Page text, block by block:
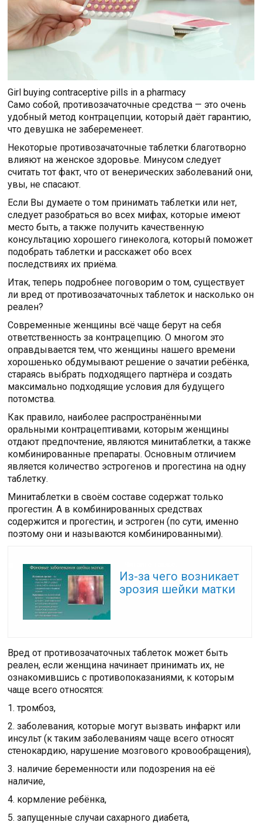
Girl buying contraceptive pills in a pharmacy
Само собой, противозачаточные средства — это очень
удобный метод контрацепции, который даёт гарантию,
что девушка не забеременеет.
Некоторые противозачаточные таблетки благотворно
влияют на женское здоровье. Минусом следует
считать тот факт, что от венерических заболеваний они,
увы, не спасают.
Если Вы думаете о том принимать таблетки или нет,
следует разобраться во всех мифах, которые имеют
место быть, а также получить качественную
консультацию хорошего гинеколога, который поможет
подобрать таблетки и расскажет обо всех
последствиях их приёма.
Итак, теперь подробнее поговорим о том, существует
ли вред от противозачаточных таблеток и насколько он
реален?
Современные женщины всё чаще берут на себя
ответственность за контрацепцию. О многом это
оправдывается тем, что женщины нашего времени
хорошенько обдумывают решение о зачатии ребёнка,
стараясь выбрать подходящего партнёра и создать
максимально подходящие условия для будущего
потомства.
Как правило, наиболее распространёнными
оральными контрацептивами, которым женщины
отдают предпочтение, являются минитаблетки, а также
комбинированные препараты. Основным отличием
является количество эстрогенов и прогестина на одну
таблетку.
Минитаблетки в своём составе содержат только
прогестин. А в комбинированных средствах
содержится и прогестин, и эстроген (по сути, именно
поэтому они и называются комбинированными).
Из-за чего возникает
эрозия шейки матки
Вред от противозачаточных таблеток может быть
реален, если женщина начинает принимать их, не
ознакомившись с противопоказаниями, к которым
чаще всего относятся:
1. тромбоз,
2. заболевания, которые могут вызвать инфаркт или
инсульт (к таким заболеваниям чаще всего относят
стенокардию, нарушение мозгового кровообращения),
3. наличие беременности или подозрения на её
наличие,
4. кормление ребёнка,
5. запущенные случаи сахарного диабета,